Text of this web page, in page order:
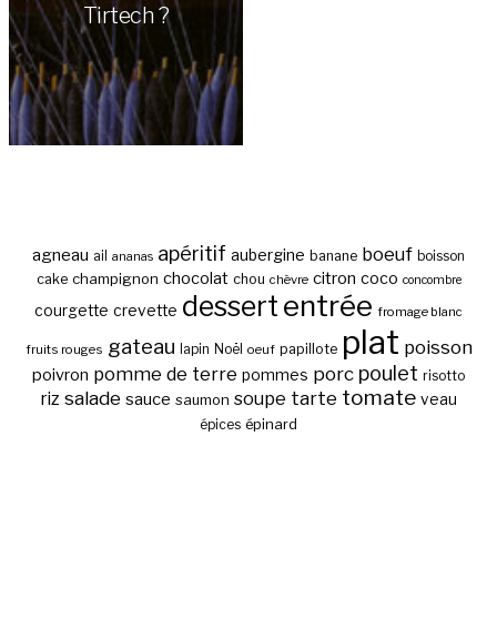
Tirtech ?
agneau ail ananas apéritif aubergine banane boeuf boisson
cake champignon chocolat chou chèvre citron coco concombre
courgette crevette dessert entrée fromage blanc
fruits rouges gateau lapin Noël oeuf papillote plat poisson
poivron pomme de terre pommes porc poulet risotto
riz salade sauce saumon soupe tarte tomate veau
épices épinard